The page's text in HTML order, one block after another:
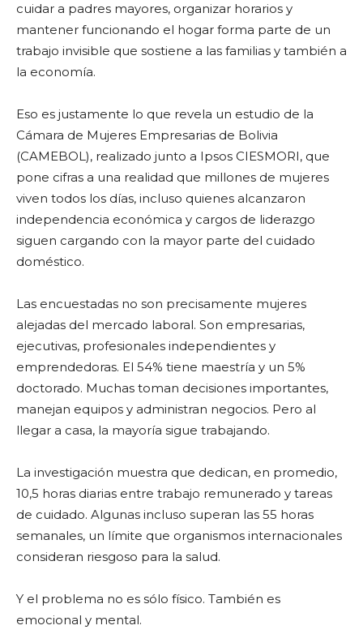
cuidar a padres mayores, organizar horarios y
mantener funcionando el hogar forma parte de un
trabajo invisible que sostiene a las familias y también a
la economía.
Eso es justamente lo que revela un estudio de la
Cámara de Mujeres Empresarias de Bolivia
(CAMEBOL), realizado junto a Ipsos CIESMORI, que
pone cifras a una realidad que millones de mujeres
viven todos los días, incluso quienes alcanzaron
independencia económica y cargos de liderazgo
siguen cargando con la mayor parte del cuidado
doméstico.
Las encuestadas no son precisamente mujeres
alejadas del mercado laboral. Son empresarias,
ejecutivas, profesionales independientes y
emprendedoras. El 54% tiene maestría y un 5%
doctorado. Muchas toman decisiones importantes,
manejan equipos y administran negocios. Pero al
llegar a casa, la mayoría sigue trabajando.
La investigación muestra que dedican, en promedio,
10,5 horas diarias entre trabajo remunerado y tareas
de cuidado. Algunas incluso superan las 55 horas
semanales, un límite que organismos internacionales
consideran riesgoso para la salud.
Y el problema no es sólo físico. También es
emocional y mental.